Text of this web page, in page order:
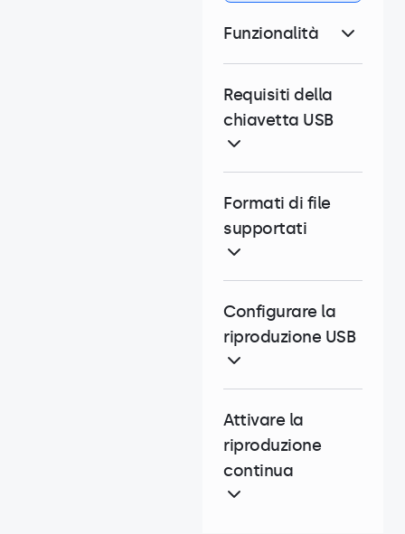
Funzionalità
Requisiti della
chiavetta USB
Formati di file
supportati
Configurare la
riproduzione USB
Attivare la
riproduzione
continua